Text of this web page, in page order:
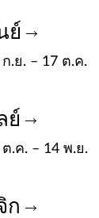
ย์
ก.ย. – 17 ต.ค.
ย์
ต.ค. – 14 พ.ย.
ก